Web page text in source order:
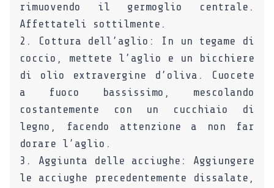
rimuovendo il germoglio centrale.
Affettateli sottilmente.
2. Cottura dell’aglio: In un tegame di
coccio, mettete l’aglio e un bicchiere
di olio extravergine d’oliva. Cuocete
a fuoco bassissimo, mescolando
costantemente con un cucchiaio di
legno, facendo attenzione a non far
dorare l’aglio.
3. Aggiunta delle acciughe: Aggiungere
le acciughe precedentemente dissalate,